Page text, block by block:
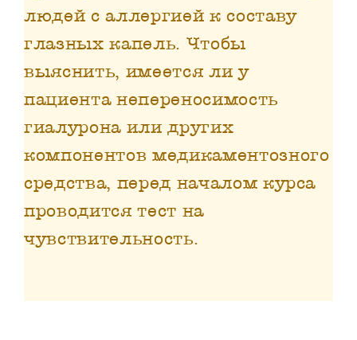
людей с аллергией к составу
глазных капель. Чтобы
выяснить, имеется ли у
пациента непереносимость
гиалурона или других
компонентов медикаментозного
средства, перед началом курса
проводится тест на
чувствительность.